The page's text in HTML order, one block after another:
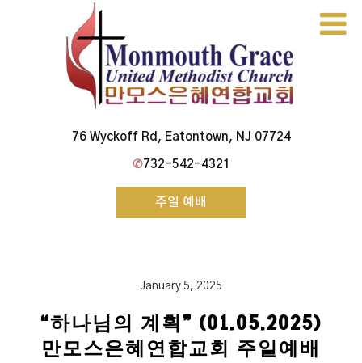
content
Monmouth Grace Church76 Wyckoff Rd, Eatontown, NJ 07724
✆732-542-4321
주일 예배
January 5, 2025
“하나님의 계획” (01.05.2025)
만모스은혜연합교회 주일예배